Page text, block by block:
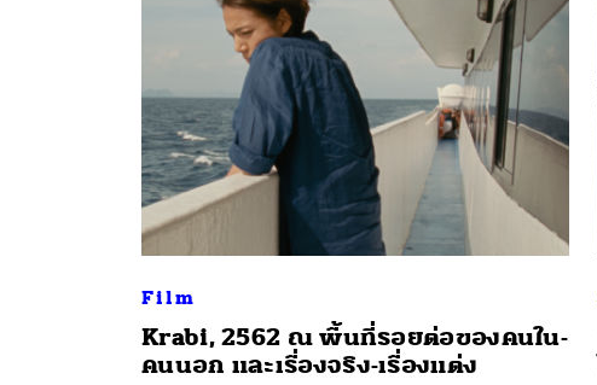
Film
Krabi, 2562 ณ พื้นที่รอยต่อของคนใน-
คนนอก และเรื่องจริง-เรื่องแต่ง